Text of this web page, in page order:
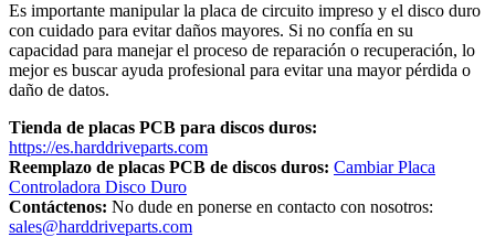
Es importante manipular la placa de circuito impreso y el disco duro
con cuidado para evitar daños mayores. Si no confía en su
capacidad para manejar el proceso de reparación o recuperación, lo
mejor es buscar ayuda profesional para evitar una mayor pérdida o
daño de datos.
Tienda de placas PCB para discos duros:
https://es.harddriveparts.com
Reemplazo de placas PCB de discos duros: Cambiar Placa
Controladora Disco Duro
Contáctenos: No dude en ponerse en contacto con nosotros:
sales@harddriveparts.com